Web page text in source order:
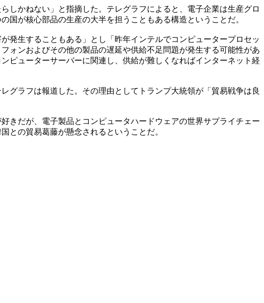
しかねない」と指摘した。テレグラフによると、電子企業は生産グロ
が核心部品の生産の大半を担うこともある構造ということだ。
発生することもある」とし「昨年インテルでコンピュータープロセッ
ォンおよびその他の製品の遅延や供給不足問題が発生する可能性があ
ピューターサーバーに関連し、供給が難しくなればインターネット経
グラフは報道した。その理由としてトランプ大統領が「貿易戦争は良
きだが、電子製品とコンピュータハードウェアの世界サプライチェー
との貿易葛藤が懸念されるということだ。